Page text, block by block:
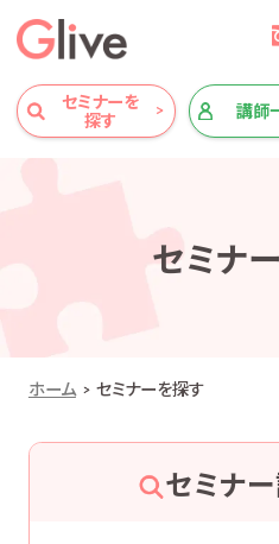
セミナーを
探す
講師
セミナ
ホーム セミナーを探す
セミナ